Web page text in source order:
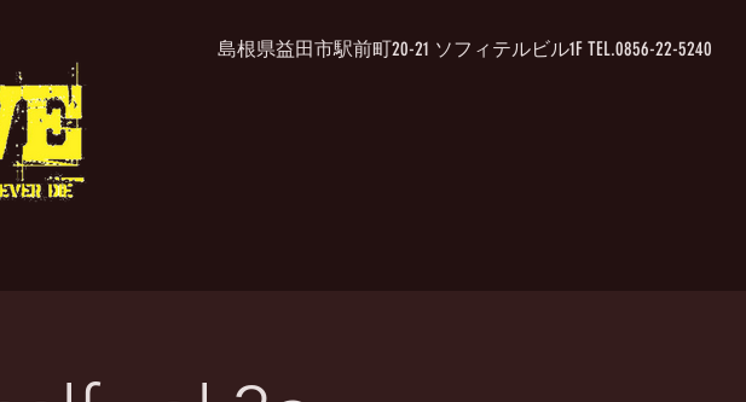
島根県益田市駅前町20-21 ソフィテルビル1F TEL.0856-22-5240